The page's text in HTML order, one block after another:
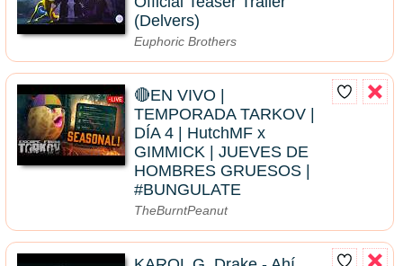
(Delvers)
Euphoric Brothers
🔴EN VIVO |
TEMPORADA TARKOV |
DÍA 4 | HutchMF x
GIMMICK | JUEVES DE
HOMBRES GRUESOS |
#BUNGULATE
TheBurntPeanut